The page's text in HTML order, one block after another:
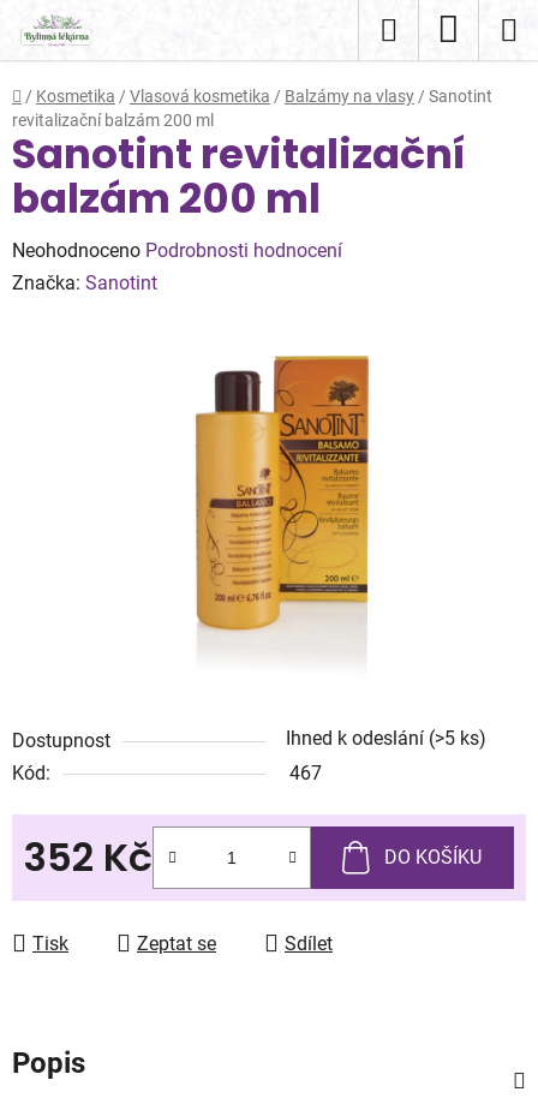
obsah
Hledat
KOŠÍK
Domů
/ Kosmetika / Vlasová kosmetika / Balzámy na vlasy / Sanotint
revitalizační balzám 200 ml
Dostupnost Ihned k odeslání (>5 ks)
Kód:
467
352 Kč DO KOŠÍKU
Tisk Zeptat se Sdílet
Sanotint revitalizační
balzám 200 ml
Průměrné
hodnocení
Neohodnoceno Podrobnosti hodnocení
Značka: Sanotint
Popis